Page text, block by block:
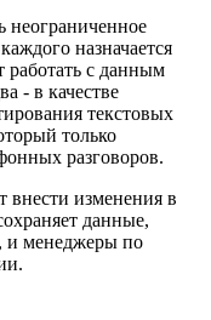
неограниченное
назначается
работать с данным
- в качестве
текстовых
только
разговоров.
изменения в
данные,
и менеджеры по